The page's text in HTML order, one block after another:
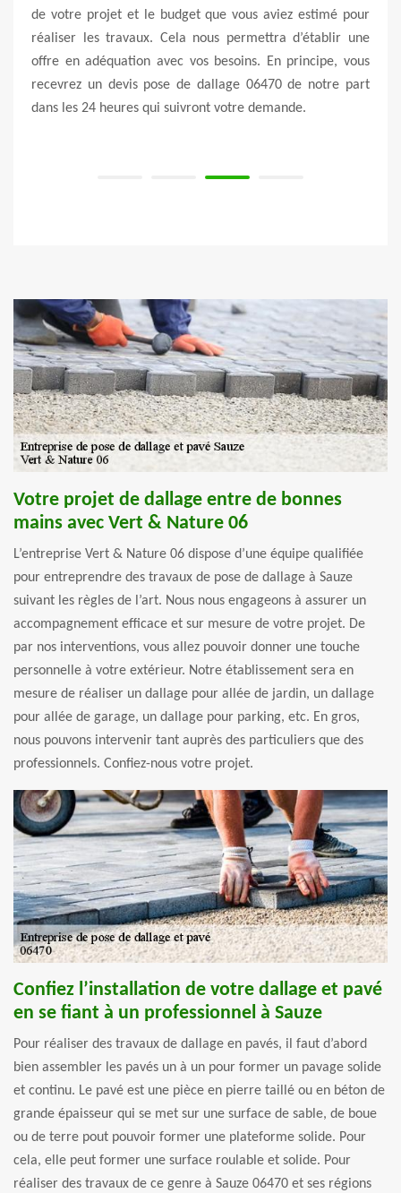
de votre projet et le budget que vous aviez estimé pour
réaliser les travaux. Cela nous permettra d’établir une
offre en adéquation avec vos besoins. En principe, vous
recevrez un devis pose de dallage 06470 de notre part
dans les 24 heures qui suivront votre demande.
Votre projet de dallage entre de bonnes
mains avec Vert & Nature 06
L’entreprise Vert & Nature 06 dispose d’une équipe qualifiée
pour entreprendre des travaux de pose de dallage à Sauze
suivant les règles de l’art. Nous nous engageons à assurer un
accompagnement efficace et sur mesure de votre projet. De
par nos interventions, vous allez pouvoir donner une touche
personnelle à votre extérieur. Notre établissement sera en
mesure de réaliser un dallage pour allée de jardin, un dallage
pour allée de garage, un dallage pour parking, etc. En gros,
nous pouvons intervenir tant auprès des particuliers que des
professionnels. Confiez-nous votre projet.
Confiez l’installation de votre dallage et pavé
en se fiant à un professionnel à Sauze
Pour réaliser des travaux de dallage en pavés, il faut d’abord
bien assembler les pavés un à un pour former un pavage solide
et continu. Le pavé est une pièce en pierre taillé ou en béton de
grande épaisseur qui se met sur une surface de sable, de boue
ou de terre pout pouvoir former une plateforme solide. Pour
cela, elle peut former une surface roulable et solide. Pour
réaliser des travaux de ce genre à Sauze 06470 et ses régions